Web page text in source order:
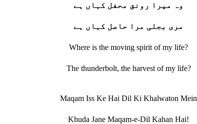
وہ میرا رونق محفل کہاں ہے
مری بجلی مرا حاصل کہاں ہے
Where is the moving spirit of my life?
The thunderbolt, the harvest of my life?
Maqam Iss Ke Hai Dil Ki Khalwaton Mein
Khuda Jane Maqam-e-Dil Kahan Hai!